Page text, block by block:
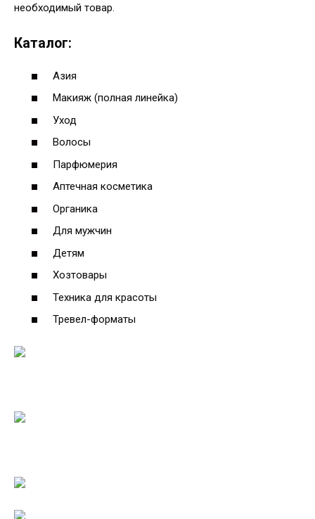
необходимый товар.
Каталог:
Азия
Макияж (полная линейка)
Уход
Волосы
Парфюмерия
Аптечная косметика
Органика
Для мужчин
Детям
Хозтовары
Техника для красоты
Тревел-форматы